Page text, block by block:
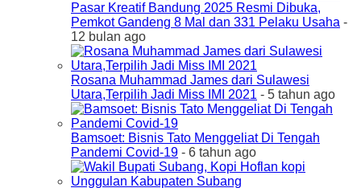
Pasar Kreatif Bandung 2025 Resmi Dibuka,
Pemkot Gandeng 8 Mal dan 331 Pelaku Usaha -
12 bulan ago
Rosana Muhammad James dari Sulawesi
Utara,Terpilih Jadi Miss IMI 2021 - 5 tahun ago
Bamsoet: Bisnis Tato Menggeliat Di Tengah
Pandemi Covid-19 - 6 tahun ago